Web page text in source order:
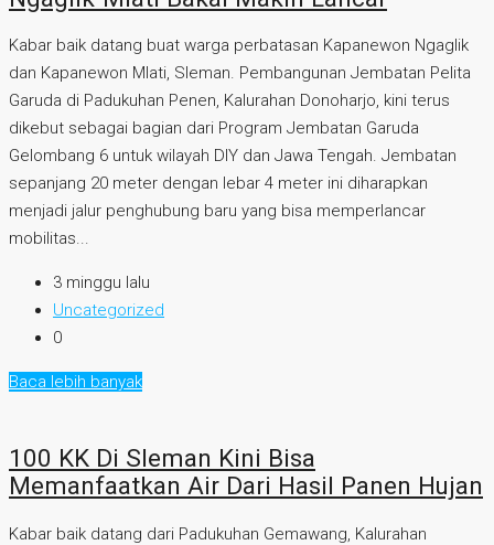
Kabar baik datang buat warga perbatasan Kapanewon Ngaglik
dan Kapanewon Mlati, Sleman. Pembangunan Jembatan Pelita
Garuda di Padukuhan Penen, Kalurahan Donoharjo, kini terus
dikebut sebagai bagian dari Program Jembatan Garuda
Gelombang 6 untuk wilayah DIY dan Jawa Tengah. Jembatan
sepanjang 20 meter dengan lebar 4 meter ini diharapkan
menjadi jalur penghubung baru yang bisa memperlancar
mobilitas...
3 minggu lalu
Uncategorized
0
Baca lebih banyak
100 KK Di Sleman Kini Bisa
Memanfaatkan Air Dari Hasil Panen Hujan
Kabar baik datang dari Padukuhan Gemawang, Kalurahan